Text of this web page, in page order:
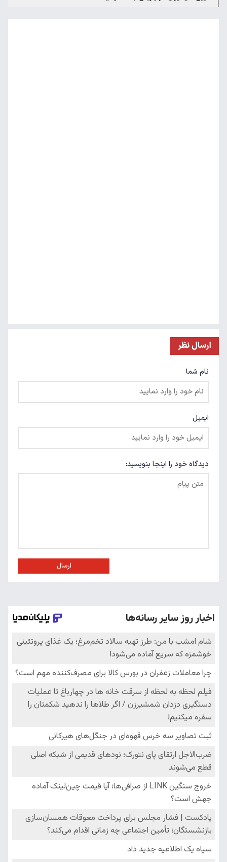
ارسال نظر
نام شما
ایمیل
دیدگاه خود را اینجا بنویسید:
ارسال